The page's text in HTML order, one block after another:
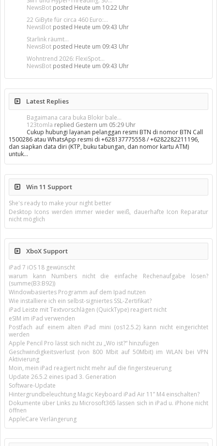
NewsBot posted Heute um 10:22 Uhr
22 GiByte für circa 460 Euro:...
NewsBot posted Heute um 09:43 Uhr
Starlink räumt...
NewsBot posted Heute um 09:43 Uhr
Wohntrend 2026: FlexiSpot...
NewsBot posted Heute um 09:43 Uhr
Latest Replies
Bagaimana cara buka Blokir bale...
123tomla replied Gestern um 05:29 Uhr
Cukup hubungi layanan pelanggan resmi BTN di nomor BTN Call
1500286 atau WhatsApp resmi di +628137775558 / +6282282211196,
dan siapkan data diri (KTP, buku tabungan, dan nomor kartu ATM)
untuk…
Win 11 Support
She's ready to make your night better
Desktop Icons werden immer wieder weiß, dauerhafte Icon Reparatur
nicht möglich
XboX Support
iPad 7 iOS 18 gewünscht
warum kann Numbers nicht die einfache Rechenaufgabe lösen?
(summe(B3:B92))
Windowbasiertes Programm auf dem Ipad nutzen
Wie installiere ich ein selbst-signiertes SSL-Zertifikat?
iPad Leiste mit Textvorschlägen (QuickType) reagiert nicht
eSIM im iPad verwenden
Postfach auf einem alten iPad mini (os12.5.2) kann nicht eingerichtet
werden
Apple Pencil Pro lässt sich nicht zu „Wo ist?“ hinzufügen
Geschwindigkeitsverlust (von 800 Mbit auf 50Mbit) im WLAN bei VPN
Aktivierung
Moin, mein iPad reagiert nicht mehr auf die fingersteuerung
Update 26.5.2 eines ipad 3. Generation
Software-Update
Hintergrundbeleuchtung Magic Keyboard iPad Air 11’’ M4 einschalten?
Dokumente über Links zu Microsoft365 lassen sich in iPad u. iPhone nicht
öffnen
AppleCare Verlängerung